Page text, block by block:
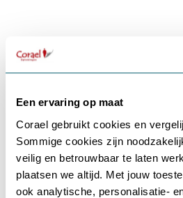
Een ervaring op maat
Corael gebruikt cookies en
Sommige cookies zijn
veilig en betrouwbaar te laten
plaatsen we altijd. Met jouw
ook analytische, personalisatie-
Onze
2027